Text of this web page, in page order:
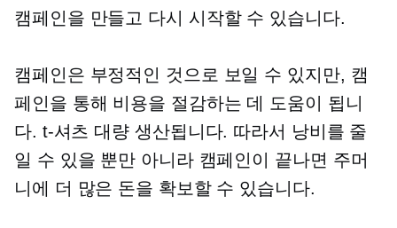
캠페인을 만들고 다시 시작할 수 있습니다.
캠페인은 부정적인 것으로 보일 수 있지만, 캠
페인을 통해 비용을 절감하는 데 도움이 됩니
다. t-셔츠 대량 생산됩니다. 따라서 낭비를 줄
일 수 있을 뿐만 아니라 캠페인이 끝나면 주머
니에 더 많은 돈을 확보할 수 있습니다.